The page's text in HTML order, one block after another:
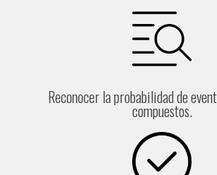
Reconocer la probabilidad de
compuestos.